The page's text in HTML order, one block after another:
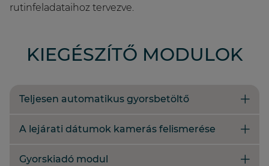
rutinfeladataihoz tervezve.
KIEGÉSZÍTŐ MODULOK
Teljesen automatikus gyorsbetöltő
A lejárati dátumok kamerás felismerése
Gyorskiadó modul